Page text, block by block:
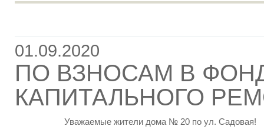
01.09.2020
ПО ВЗНОСАМ В
КАПИТАЛЬНОГО
Уважаемые жители дома № 20 по ул. Садовая!